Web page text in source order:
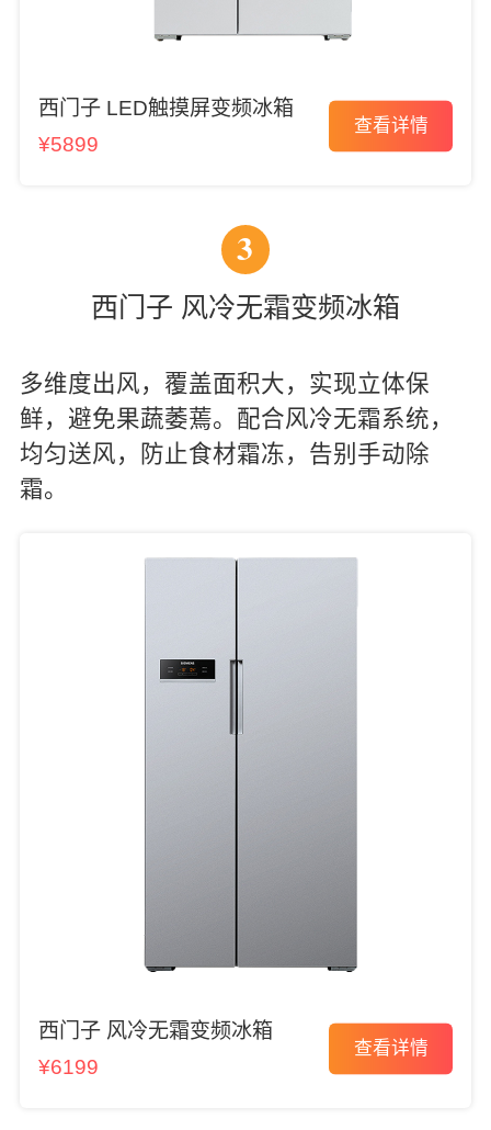
西门子 LED触摸屏变频冰箱
¥5899
查看详情
3
西门子 风冷无霜变频冰箱
多维度出风，覆盖面积大，实现立体保
鲜，避免果蔬萎蔫。配合风冷无霜系统，
均匀送风，防止食材霜冻，告别手动除
霜。
西门子 风冷无霜变频冰箱
¥6199
查看详情